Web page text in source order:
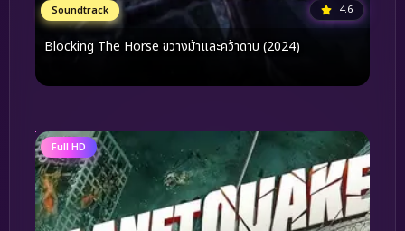
Soundtrack 4.6
Blocking The Horse ขวางม้าและคว้าดาบ (2024)
Full HD